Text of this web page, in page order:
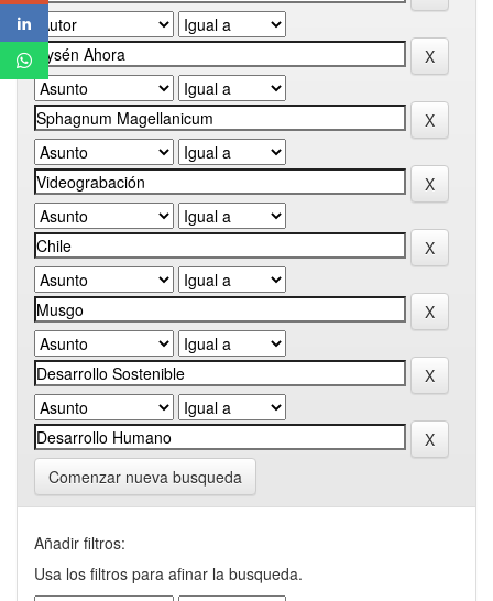
Comenzar nueva busqueda
Añadir filtros:
Usa los filtros para afinar la busqueda.